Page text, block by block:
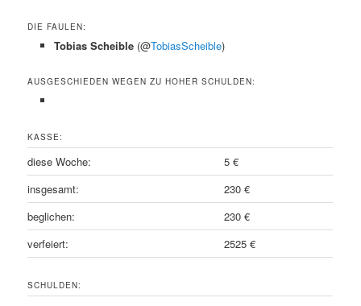
DIE FAULEN:
Tobias Scheible (@TobiasScheible)
AUSGESCHIEDEN WEGEN ZU HOHER SCHULDEN:
KASSE:
diese Woche:
5 €
insgesamt:
230 €
beglichen:
230 €
verfeiert:
2525 €
SCHULDEN: